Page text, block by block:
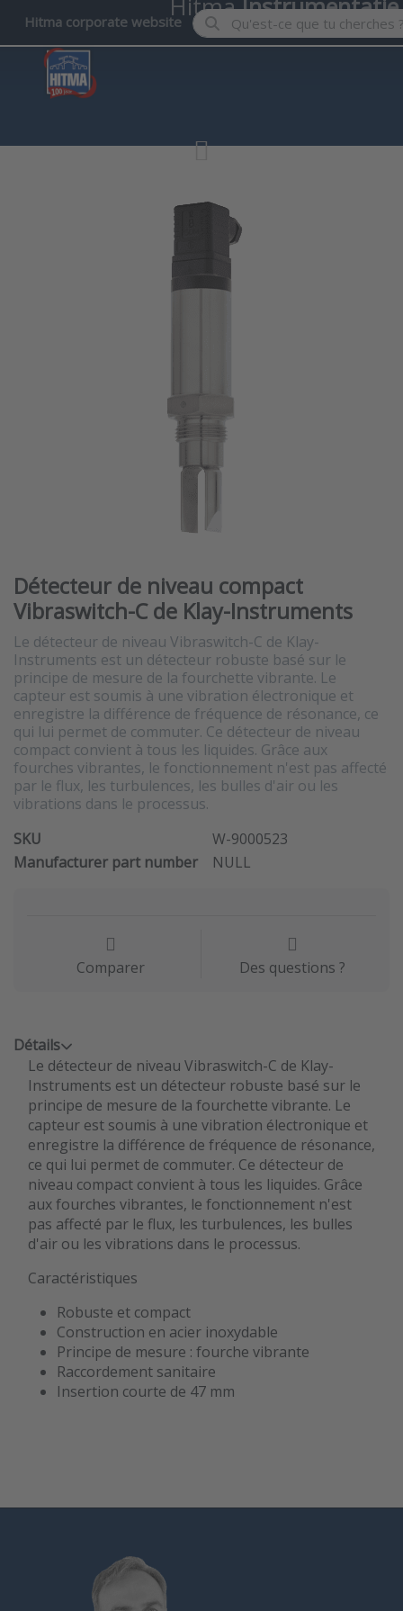
Hitma corporate website Enter a search term. Results
HitmaInstrumentatie
Détecteur de niveau compact
Vibraswitch-C de Klay-Instruments
Le détecteur de niveau Vibraswitch-C de Klay-
Instruments est un détecteur robuste basé sur le
principe de mesure de la fourchette vibrante. Le
capteur est soumis à une vibration électronique et
enregistre la différence de fréquence de résonance, ce
qui lui permet de commuter. Ce détecteur de niveau
compact convient à tous les liquides. Grâce aux
fourches vibrantes, le fonctionnement n'est pas affecté
par le flux, les turbulences, les bulles d'air ou les
vibrations dans le processus.
SKU
W-9000523
Manufacturer part number
NULL
Comparer Des questions ?
Détails
Le détecteur de niveau Vibraswitch-C de Klay-
Instruments est un détecteur robuste basé sur le
principe de mesure de la fourchette vibrante. Le
capteur est soumis à une vibration électronique et
enregistre la différence de fréquence de résonance,
ce qui lui permet de commuter. Ce détecteur de
niveau compact convient à tous les liquides. Grâce
aux fourches vibrantes, le fonctionnement n'est
pas affecté par le flux, les turbulences, les bulles
d'air ou les vibrations dans le processus.
Caractéristiques
Robuste et compact
Construction en acier inoxydable
Principe de mesure : fourche vibrante
Raccordement sanitaire
Insertion courte de 47 mm